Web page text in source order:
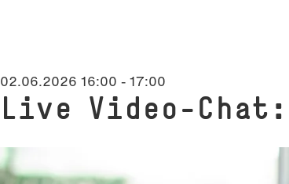
02.06.2026 16:00 - 17:00
Live Video-